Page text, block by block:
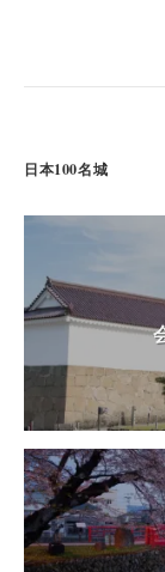
日本100名城